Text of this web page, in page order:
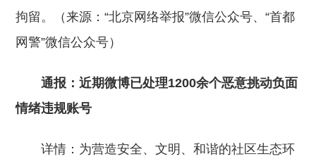
拘留。（来源：“北京网络举报”微信公众号、“首都
网警”微信公众号）
通报：近期微博已处理1200余个恶意挑动负面
情绪违规账号
详情：为营造安全、文明、和谐的社区生态环